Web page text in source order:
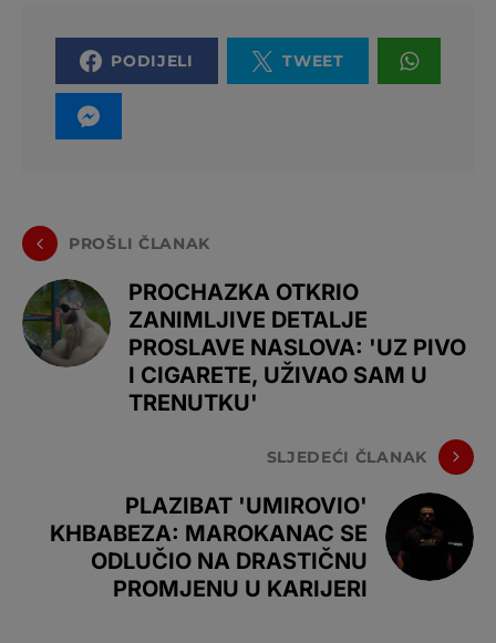
PODIJELI TWEET
PROŠLI ČLANAK
PROCHAZKA OTKRIO
ZANIMLJIVE DETALJE
PROSLAVE NASLOVA: 'UZ PIVO
I CIGARETE, UŽIVAO SAM U
TRENUTKU'
SLJEDEĆI ČLANAK
PLAZIBAT 'UMIROVIO'
KHBABEZA: MAROKANAC SE
ODLUČIO NA DRASTIČNU
PROMJENU U KARIJERI